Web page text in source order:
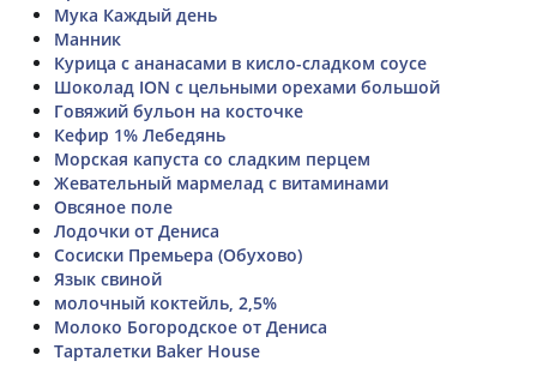
Мука Каждый день
Манник
Курица с ананасами в кисло-сладком соусе
Шоколад ION с цельными орехами большой
Говяжий бульон на косточке
Кефир 1% Лебедянь
Морская капуста со сладким перцем
Жевательный мармелад с витаминами
Овсяное поле
Лодочки от Дениса
Сосиски Премьера (Обухово)
Язык свиной
молочный коктейль, 2,5%
Молоко Богородское от Дениса
Тарталетки Baker House